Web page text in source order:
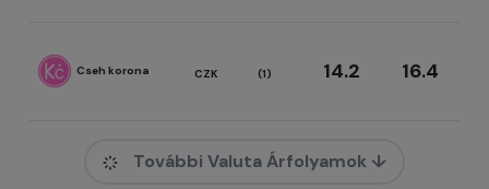
Cseh korona CZK (1) 14.2 16.4
További Valuta Árfolyamok ↓